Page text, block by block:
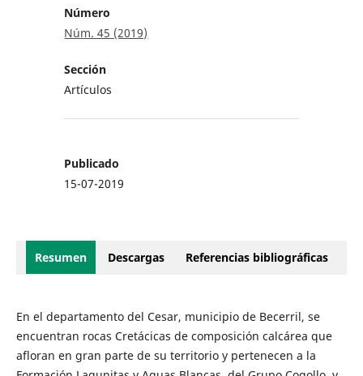
Número
Núm. 45 (2019)
Sección
Artículos
Publicado
15-07-2019
Resumen Descargas Referencias bibliográficas
En el departamento del Cesar, municipio de Becerril, se
encuentran rocas Cretácicas de composición calcárea que
afloran en gran parte de su territorio y pertenecen a la